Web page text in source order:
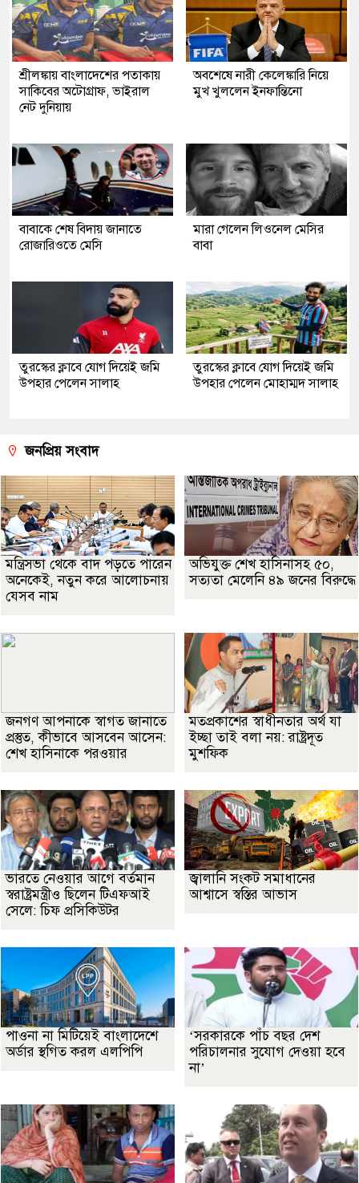
শ্রীলঙ্কায় বাংলাদেশের পতাকায়
সাকিবের অটোগ্রাফ, ভাইরাল
নেট দুনিয়ায়
অবশেষে নারী কেলেঙ্কারি নিয়ে
মুখ খুললেন ইনফান্তিনো
বাবাকে শেষ বিদায় জানাতে
রোজারিওতে মেসি
মারা গেলেন লিওনেল মেসির
বাবা
তুরস্কের ক্লাবে যোগ দিয়েই জমি
উপহার পেলেন সালাহ
তুরস্কের ক্লাবে যোগ দিয়েই জমি
উপহার পেলেন মোহাম্মদ সালাহ
জনপ্রিয় সংবাদ
মন্ত্রিসভা থেকে বাদ পড়তে পারেন
অনেকেই, নতুন করে আলোচনায়
যেসব নাম
অভিযুক্ত শেখ হাসিনাসহ ৫০,
সত্যতা মেলেনি ৪৯ জনের বিরুদ্ধে
জনগণ আপনাকে স্বাগত জানাতে
প্রস্তুত, কীভাবে আসবেন আসেন:
শেখ হাসিনাকে পরওয়ার
মতপ্রকাশের স্বাধীনতার অর্থ যা
ইচ্ছা তাই বলা নয়: রাষ্ট্রদূত
মুশফিক
ভারতে নেওয়ার আগে বর্তমান
স্বরাষ্ট্রমন্ত্রীও ছিলেন টিএফআই
সেলে: চিফ প্রসিকিউটর
জ্বালানি সংকট সমাধানের
আশ্বাসে স্বস্তির আভাস
পাওনা না মিটিয়েই বাংলাদেশে
অর্ডার স্থগিত করল এলপিপি
‘সরকারকে পাঁচ বছর দেশ
পরিচালনার সুযোগ দেওয়া হবে
না’